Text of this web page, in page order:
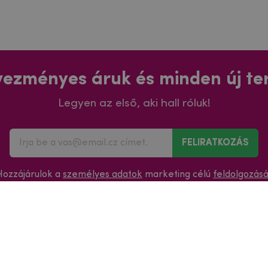
áruk és minden új
Legyen az első, aki hall róluk!
FELIRATKOZÁS
a személyes adatok marketing célú